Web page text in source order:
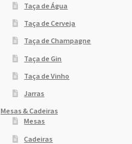
Taça de Água
Taça de Cerveja
Taça de Champagne
Taça de Gin
Taça de Vinho
Jarras
Mesas & Cadeiras
Mesas
Cadeiras